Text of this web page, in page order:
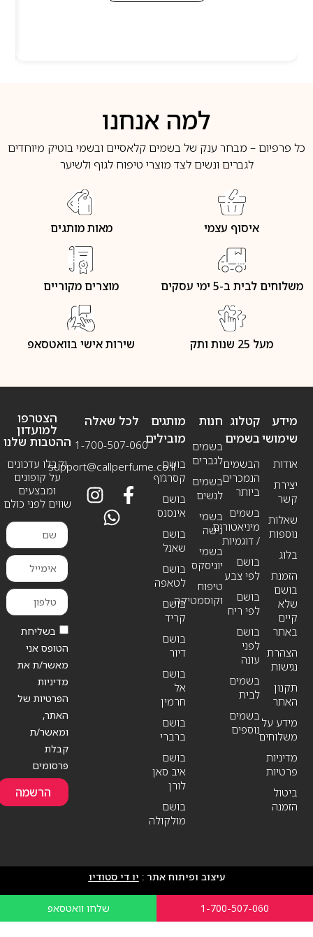
למה אנחנו
כל פרפיום – מבחר ענק של בשמים קלאסיים ובשמי בוטיק מיוחדים
לגברים ונשים לצד מוצרי טיפוח לגוף ולשיער
איסוף עצמי מאות מותגים
משלוחים לבית ב-5 ימי עסקים מוצרים מקוריים
מעל 25 שנות ותק שירות אישי בוואטסאפ
מידע
שימושי
אודות
יצירת
קשר
שאלות
נוספות
בלוג
הזמנת
בושם
שלא
קיים
באתר
הצהרת
נגישות
תקנון
האתר
מידע על
משלוחים
מדיניות
פרטיות
ביטול
הזמנה
חנות
בשמים
לגברים
בשמים
לנשים
בשמי
נישה
בשמי
יוניסקס
טיפוח
וקוסמטיקה
קטלוג
בשמים
הבשמים
הנמכרים
ביותר
בשמים
מיניאטורים
/ דוגמיות
בושם
לפי צבע
בושם
לפי ריח
בושם
לפני
עונה
בשמים
לבית
בשמים
נוספים
מותגים
מובילים
בושם
קסרג’וף
בושם
אינסנס
בושם
שאנל
בושם
לטאפה
בושם
קריד
בושם
דיור
בושם
אל
חרמין
בושם
ברברי
בושם
איב סאן
לורן
בושם
מולקולה
לכל שאלה
1-700-507-060
support@callperfume.co.il
הצטרפו
למועדון
ההטבות שלנו
וקבלו עדכונים
על קופונים
ומבצעים
שווים לפני כולם
בשליחת
הטופס אני
מאשר/ת את
מדיניות
הפרטיות של
האתר,
ומאשר/ת
קבלת
פרסומים
הרשמה
עיצוב ופיתוח אתר : יו די סטודיו
1-700-507-060 שלחו וואטסאפ